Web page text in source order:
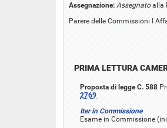
Assegnazione: Assegnatoalla
Parere delle Commissioni I
PRIMA LETTURA
Proposta di legge C. 588
2769
Iter in Commissione
Esame in Commissione